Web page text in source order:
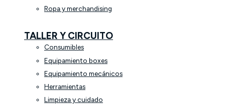
Ropa y merchandising
TALLER Y CIRCUITO
Consumibles
Equipamiento boxes
Equipamiento mecánicos
Herramientas
Limpieza y cuidado